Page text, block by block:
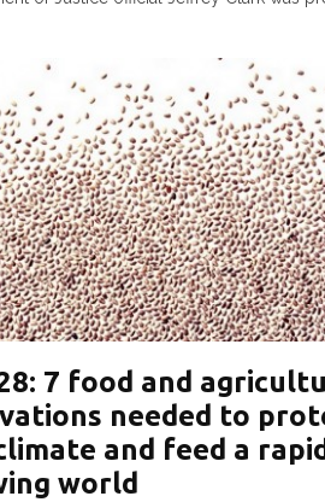
7 food and
needed to
and feed a
world